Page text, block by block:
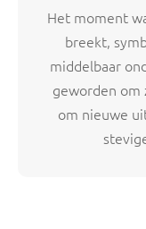
Het moment
breekt,
middelbaar
geworden om
om nieuwe